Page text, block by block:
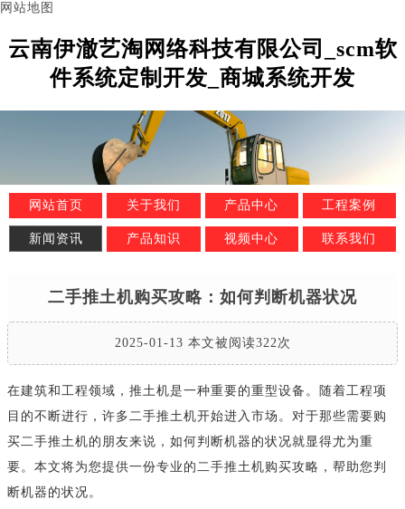
网站地图
云南伊澈艺淘网络科技有限公司_scm软
件系统定制开发_商城系统开发
网站首页 关于我们 产品中心 工程案例
新闻资讯 产品知识 视频中心 联系我们
二手推土机购买攻略：如何判断机器状况
2025-01-13 本文被阅读322次
在建筑和工程领域，推土机是一种重要的重型设备。随着工程项
目的不断进行，许多二手推土机开始进入市场。对于那些需要购
买二手推土机的朋友来说，如何判断机器的状况就显得尤为重
要。本文将为您提供一份专业的二手推土机购买攻略，帮助您判
断机器的状况。